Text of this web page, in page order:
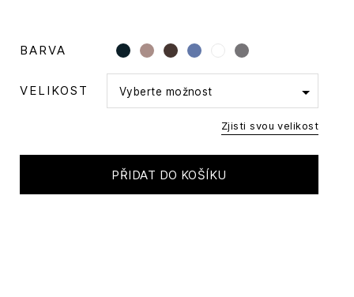
BARVA
VELIKOST Vyberte možnost
Zjisti svou velikost
PŘIDAT DO KOŠÍKU